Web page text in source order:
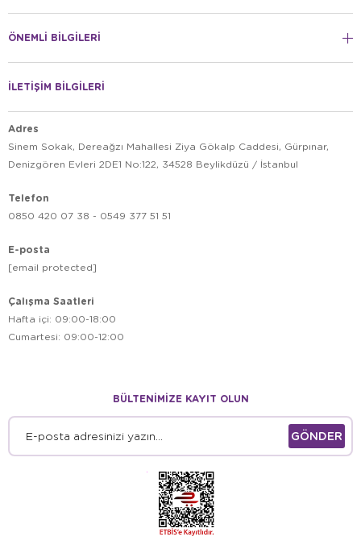
ÖNEMLİ BİLGİLERİ
İLETİŞİM BİLGİLERİ
Adres
Sinem Sokak, Dereağzı Mahallesi Ziya Gökalp Caddesi, Gürpınar,
Denizgören Evleri 2DE1 No:122, 34528 Beylikdüzü / İstanbul
Telefon
0850 420 07 38 - 0549 377 51 51
E-posta
[email protected]
Çalışma Saatleri
Hafta içi: 09:00-18:00
Cumartesi: 09:00-12:00
BÜLTENİMİZE KAYIT OLUN
GÖNDER